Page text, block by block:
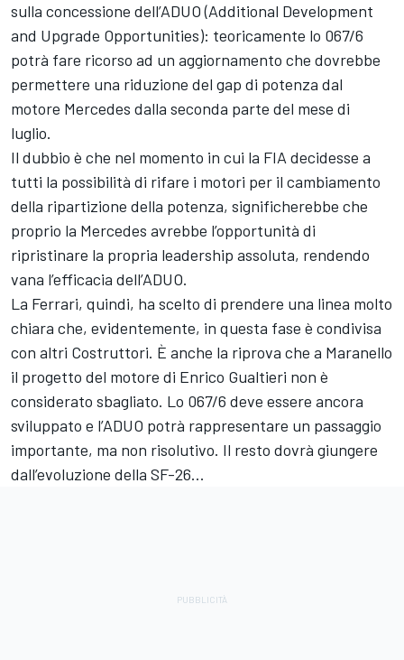
sulla concessione dell’ADUO (Additional Development
and Upgrade Opportunities): teoricamente lo 067/6
potrà fare ricorso ad un aggiornamento che dovrebbe
permettere una riduzione del gap di potenza dal
motore Mercedes dalla seconda parte del mese di
luglio.
Il dubbio è che nel momento in cui la FIA decidesse a
tutti la possibilità di rifare i motori per il cambiamento
della ripartizione della potenza, significherebbe che
proprio la Mercedes avrebbe l’opportunità di
ripristinare la propria leadership assoluta, rendendo
vana l’efficacia dell’ADUO.
La Ferrari, quindi, ha scelto di prendere una linea molto
chiara che, evidentemente, in questa fase è condivisa
con altri Costruttori. È anche la riprova che a Maranello
il progetto del motore di Enrico Gualtieri non è
considerato sbagliato. Lo 067/6 deve essere ancora
sviluppato e l’ADUO potrà rappresentare un passaggio
importante, ma non risolutivo. Il resto dovrà giungere
dall’evoluzione della SF-26...